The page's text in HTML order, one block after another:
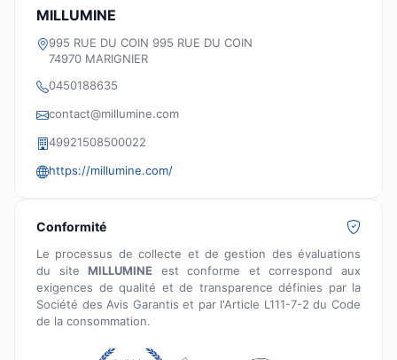
MILLUMINE
995 RUE DU COIN 995 RUE DU COIN
74970 MARIGNIER
0450188635
contact@millumine.com
49921508500022
https://millumine.com/
Conformité
Le processus de collecte et de gestion des évaluations
du siteMILLUMINE est conforme et correspond aux
exigences de qualité et de transparence définies par la
Société des Avis Garantis et par l'Article L111-7-2 du Code
de la consommation.